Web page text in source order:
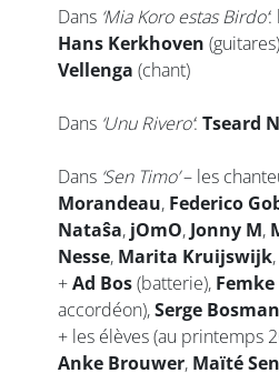
Dans ‘Mia Koro estas Birdo’:
Hans Kerkhoven
Vellenga (chant)
Dans ‘Unu Rivero’: Tseard
Dans ‘Sen Timo’– les
Morandeau, Federico
Nataŝa, jOmO, Jonny M,
Nesse, Marita Kruijswijk,
+Ad Bos(batterie),
accordéon),Serge Bosman
+ les élèves (au printemps
Anke Brouwer, Maïté